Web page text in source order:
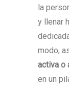
la
y llenar
modo,
activa o
en un